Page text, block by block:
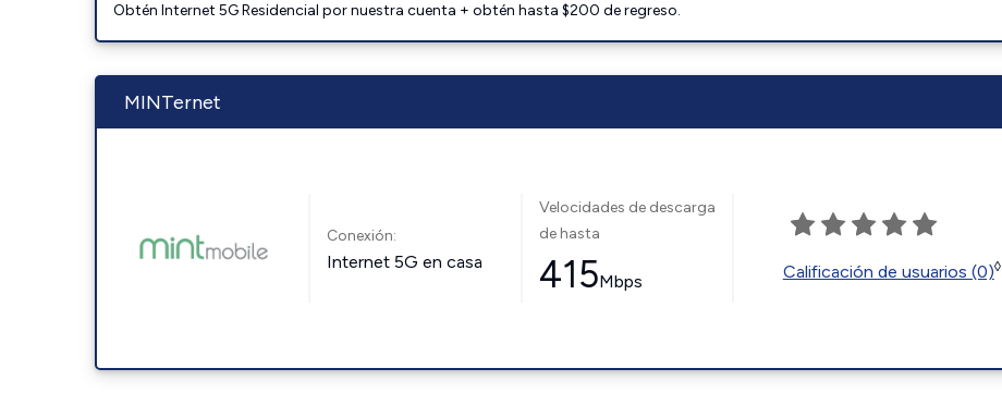
Obtén Internet 5G Residencial por nuestra cuenta + obtén hasta $200 de regreso.
MINTernet
Conexión:
Internet 5G en casa
Velocidades de descarga
de hasta
415Mbps Calificación de usuarios (0)◊